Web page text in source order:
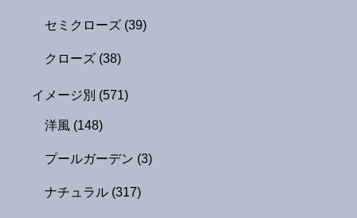
セミクローズ (39)
クローズ (38)
イメージ別 (571)
洋風 (148)
プールガーデン (3)
ナチュラル (317)